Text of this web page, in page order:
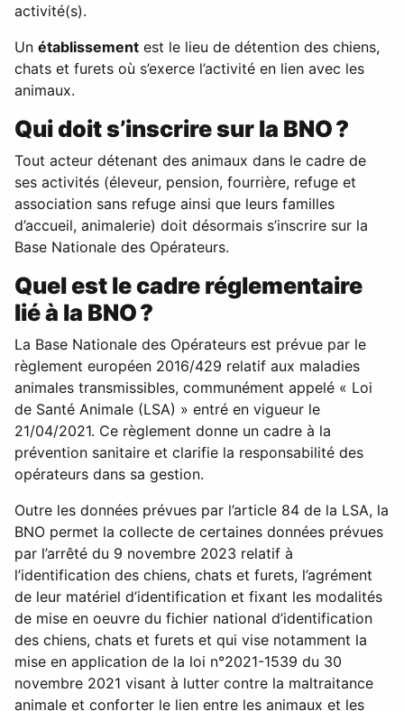
activité(s).
Un établissement est le lieu de détention des chiens,
chats et furets où s’exerce l’activité en lien avec les
animaux.
Qui doit s’inscrire sur la BNO ?
Tout acteur détenant des animaux dans le cadre de
ses activités (éleveur, pension, fourrière, refuge et
association sans refuge ainsi que leurs familles
d’accueil, animalerie) doit désormais s’inscrire sur la
Base Nationale des Opérateurs.
Quel est le cadre réglementaire
lié à la BNO ?
La Base Nationale des Opérateurs est prévue par le
règlement européen 2016/429 relatif aux maladies
animales transmissibles, communément appelé « Loi
de Santé Animale (LSA) » entré en vigueur le
21/04/2021. Ce règlement donne un cadre à la
prévention sanitaire et clarifie la responsabilité des
opérateurs dans sa gestion.
Outre les données prévues par l’article 84 de la LSA, la
BNO permet la collecte de certaines données prévues
par l’arrêté du 9 novembre 2023 relatif à
l’identification des chiens, chats et furets, l’agrément
de leur matériel d’identification et fixant les modalités
de mise en oeuvre du fichier national d’identification
des chiens, chats et furets et qui vise notamment la
mise en application de la loi n°2021-1539 du 30
novembre 2021 visant à lutter contre la maltraitance
animale et conforter le lien entre les animaux et les